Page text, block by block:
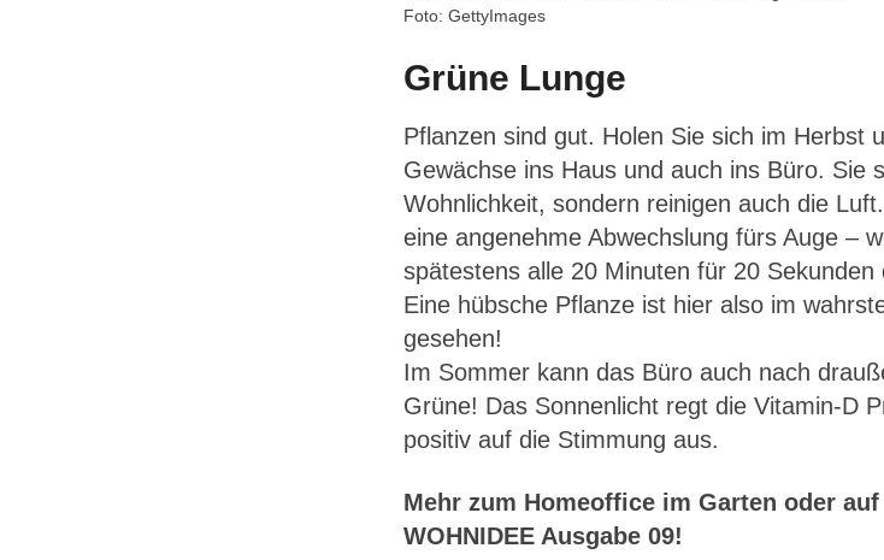
Foto: GettyImages
Grüne Lunge
Pflanzen sind gut. Holen Sie sich im Herbst
Gewächse ins Haus und auch ins Büro. Sie
Wohnlichkeit, sondern reinigen auch die
eine angenehme Abwechslung fürs Auge –
spätestens alle 20 Minuten für 20 Sekunden
Eine hübsche Pflanze ist hier also im
gesehen!
Im Sommer kann das Büro auch nach
Grüne! Das Sonnenlicht regt die Vitamin-D
positiv auf die Stimmung aus.
Mehr zum Homeoffice im Garten oder
WOHNIDEE Ausgabe 09!